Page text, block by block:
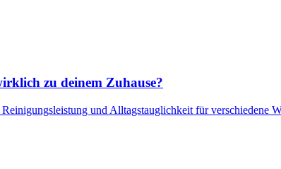
zu deinem Zuhause?
und Alltagstauglichkeit für verschiedene